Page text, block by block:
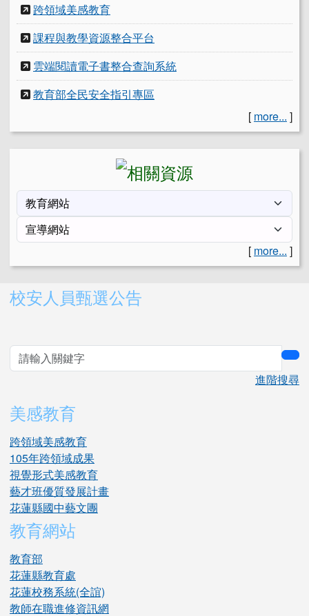
跨領域美感教育
課程與教學資源整合平台
雲端閱讀電子書整合查詢系統
教育部全民安全指引專區
[ more... ]
[ more... ]
右邊區域內容
校安人員甄選公告
進階搜尋
美感教育
跨領域美感教育
105年跨領域成果
視覺形式美感教育
藝才班優質發展計畫
花蓮縣國中藝文團
教育網站
教育部
花蓮縣教育處
花蓮校務系統(全誼)
教師在職進修資訊網